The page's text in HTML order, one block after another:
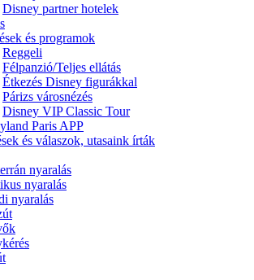
Disney partner hotelek
és programok
Reggeli
Félpanzió/Teljes ellátás
Étkezés Disney figurákkal
Párizs városnézés
Disney VIP Classic Tour
Paris APP
és válaszok, utasaink írták
nyaralás
nyaralás
nyaralás